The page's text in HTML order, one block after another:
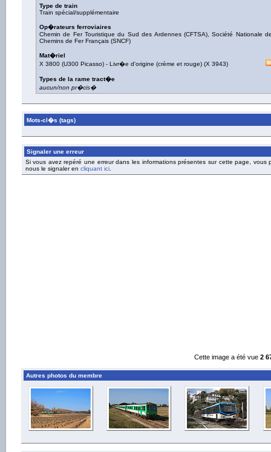
Type de train
Train spécial/supplémentaire
Op�rateurs ferroviaires
Chemin de Fer Touristique du Sud des Ardennes (CFTSA),Société Nationale
Chemins de Fer Français (SNCF)
Mat�riel
X 3800 (U300 Picasso) - Livr�e d'origine (crème et rouge) (X 3943)
Types de la rame tract�e
aucun/non pr�cis�
Mots-cl�s (tags)
Signaler une erreur
Si vous avez repéré une erreur dans les informations présentes sur cette page, vous
nous le signaler en cliquant ici.
Cette image a été vue 2
Autres photos du membre